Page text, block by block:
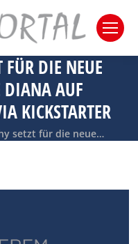
FÜR DIE NEUE
DIANA AUF
KICKSTARTER
setzt für die neue…